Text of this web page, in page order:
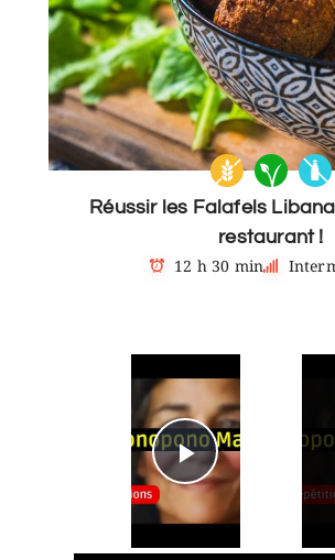
Réussir les Falafels
restaurant !
12 h 30 min
×
Play